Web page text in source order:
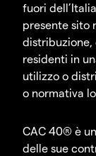
fuori
presente sito
residenti in
utilizzo o
o normativa
CAC 40® è
delle sue